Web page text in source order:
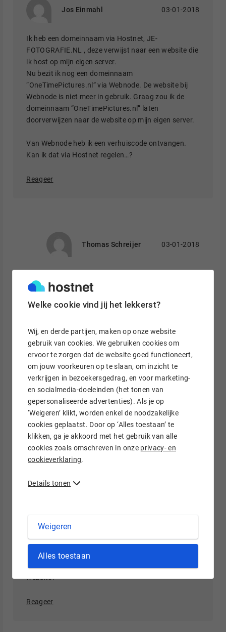
Welke cookie vind jij het lekkerst?
Wij, en derde partijen, maken op onze website
gebruik van cookies. We gebruiken cookies om
ervoor te zorgen dat de website goed functioneert,
om jouw voorkeuren op te slaan, om inzicht te
verkrijgen in bezoekersgedrag, en voor marketing-
en socialmedia-doeleinden (het tonen van
gepersonaliseerde advertenties). Als je op
‘Weigeren’ klikt, worden enkel de noodzakelijke
cookies geplaatst. Door op ‘Alles toestaan’ te
klikken, ga je akkoord met het gebruik van alle
cookies zoals omschreven in onze privacy- en
cookieverklaring.
Details tonen
Weigeren
Alles toestaan
Jos Einmahl 03-01-2018
Ik heb een domeinnaam via Hostnet, JE-
FOTOGRAFIE.NL , deze verwijst naar een website die
ik host op mijn eigen server.
Nu bezit ik nog een domeinnaam
“OneTimePictures.nl” via Webnode. De website bij
Webnode is niet meer in gebruik. Graag zou ik de
domeinnaam “OneTimePictures.nl” laten
doorverwijzen naar de website op mijn eigen server.
Van Webnode heb ik een verhuiscode ontvangen.
Kan ik dat via Hostnet regelen…?
Reageer
Thomas Schreijer 03-01-2018
volgende pagina kunt u een bestelling plaatsen
https://www.hostnet.nl/domeinnamen/domei
nnaam-verhuizen
Nadat de bestelling is verwerkt, ontvangt u
een e-mail via waar u de verhuiscode in kunt
voeren. Het domein wordt dan direct naar ons
toe verhuisd. U ontvangt inloggegevens voor
Mijn Hostnet en kunt in deze omgeving gratis
de koppeling met uw eigen server maken!
Reageer
Hosting: Je betaalt de eerste 6 maanden slechts 5,-
per maand.
Maar wat betaal je daarna? en is dat incl. de mobiele
website?
Reageer